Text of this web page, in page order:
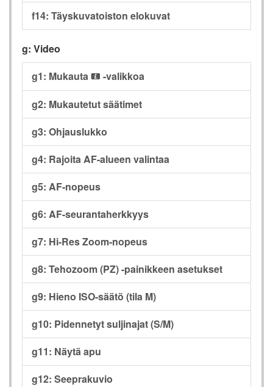
f14: Täyskuvatoiston elokuvat
g: Video
g1: Mukauta i -valikkoa
g2: Mukautetut säätimet
g3: Ohjauslukko
g4: Rajoita AF-alueen valintaa
g5: AF-nopeus
g6: AF-seurantaherkkyys
g7: Hi-Res Zoom-nopeus
g8: Tehozoom (PZ) -painikkeen asetukset
g9: Hieno ISO-säätö (tila M)
g10: Pidennetyt suljinajat (S/M)
g11: Näytä apu
g12: Seeprakuvio